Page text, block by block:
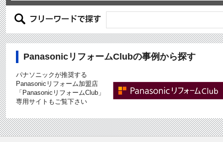
PanasonicリフォームClubの事例から探す
パナソニックが推奨する
Panasonicリフォーム加盟店
「PanasonicリフォームClub」
専用サイトもご覧下さい